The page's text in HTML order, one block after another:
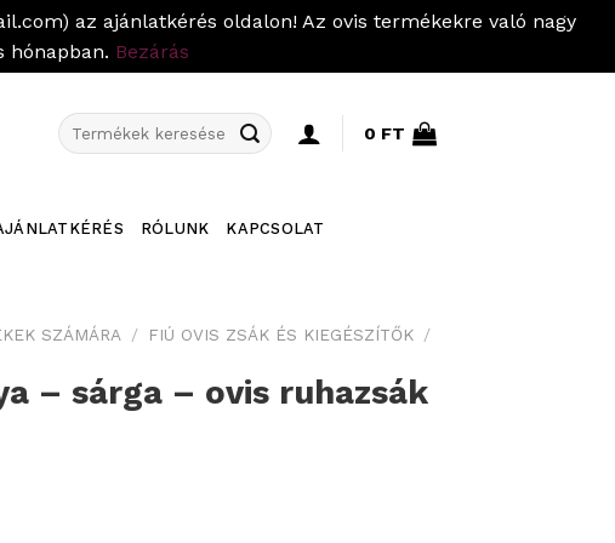
az ajánlatkérés oldalon! Az ovis termékekre való nagy
hónapban. Bezárás
Keresés
a
0 FT
RÓLUNK KAPCSOLAT
SZÁMÁRA / FIÚ OVIS ZSÁK ÉS KIEGÉSZÍTŐK /
– sárga – ovis ruhazsák